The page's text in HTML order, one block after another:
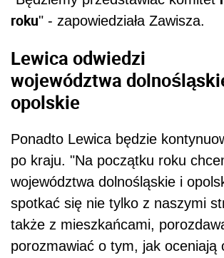
roku" - zapowiedziała Zawisza.
Lewica odwiedzi
województwa
opolskie
Ponadto Lewica będzie
po kraju. "Na początku roku
województwa dolnośląskie i
spotkać się nie tylko z naszymi
także z mieszkańcami,
porozmawiać o tym, jak oceniają